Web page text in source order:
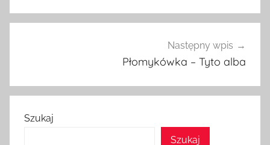
Następny wpis
Płomykówka – Tyto alba
Szukaj
Szukaj